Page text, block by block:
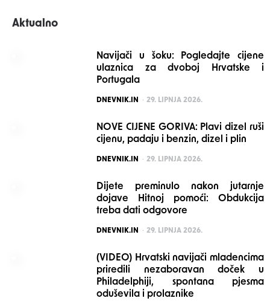
Aktualno
Navijači u šoku: Pogledajte cijene
ulaznica za dvoboj Hrvatske i
Portugala
POSTED
DNEVNIK.IN 29. LIPNJA 2026.
NOVE CIJENE GORIVA: Plavi dizel ruši
cijenu, padaju i benzin, dizel i plin
POSTED
DNEVNIK.IN 29. LIPNJA 2026.
Dijete preminulo nakon jutarnje
dojave Hitnoj pomoći: Obdukcija
treba dati odgovore
POSTED
DNEVNIK.IN 29. LIPNJA 2026.
(VIDEO) Hrvatski navijači mladencima
priredili nezaboravan doček u
Philadelphiji, spontana pjesma
oduševila i prolaznike